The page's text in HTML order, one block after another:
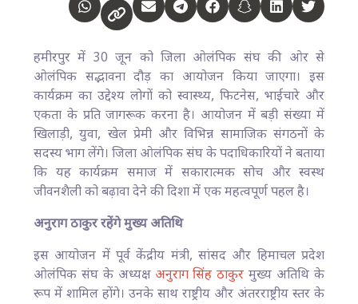
हमीरपुर में 30 जून को जिला ओलंपिक संघ की ओर से
ओलंपिक सद्भावना दौड़ का आयोजन किया जाएगा। इस
कार्यक्रम का उद्देश्य लोगों को स्वास्थ्य, फिटनेस, भाईचारे और
एकता के प्रति जागरूक करना है। आयोजन में बड़ी संख्या में
खिलाड़ी, युवा, खेल प्रेमी और विभिन्न सामाजिक संगठनों के
सदस्य भाग लेंगे। जिला ओलंपिक संघ के पदाधिकारियों ने बताया
कि यह कार्यक्रम समाज में सकारात्मक सोच और स्वस्थ
जीवनशैली को बढ़ावा देने की दिशा में एक महत्वपूर्ण पहल है।
अनुराग ठाकुर रहेंगे मुख्य अतिथि
इस आयोजन में पूर्व केंद्रीय मंत्री, सांसद और हिमाचल प्रदेश
ओलंपिक संघ के अध्यक्ष अनुराग सिंह ठाकुरमुख्य अतिथि के
रूप में शामिल होंगे। उनके साथ राष्ट्रीय और अंतरराष्ट्रीय स्तर के